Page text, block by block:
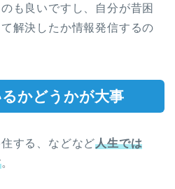
も良いですし、自分が昔困
解決したか情報発信するの
かどうかが大事
する、などなど人生では
。